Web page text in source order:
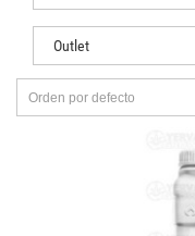
Outlet
Orden por defecto